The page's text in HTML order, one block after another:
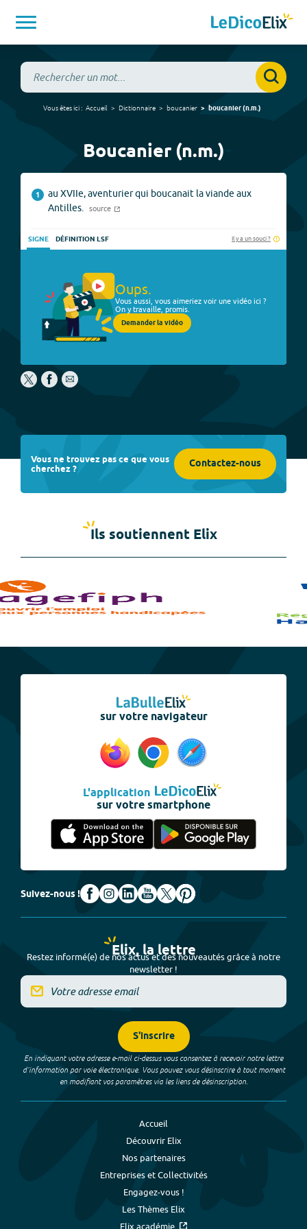
Vous êtes ici : Accueil Dictionnaire boucanier boucanier(n.m.)
Boucanier (n.m.)
1
au XVIIe, aventurier qui boucanait la viande aux
Antilles.
source
SIGNE DÉFINITION LSF Il y a un souci ?
Oups.
Vous aussi, vous aimeriez voir une vidéo ici ?
On y travaille, promis.
Demander la vidéo
Vous ne trouvez pas ce que vous
cherchez ? Contactez-nous
Ils soutiennent Elix
sur votre navigateur
L'application
sur votre smartphone
Suivez-nous !
Elix, la lettre
Restez informé(e) de nos actus et des nouveautés grâce à notre
newsletter !
S'inscrire
En indiquant votre adresse e-mail ci-dessus vous consentez à recevoir notre lettre
d’information par voie électronique. Vous pouvez vous désinscrire à tout moment
en modifiant vos paramètres via les liens de désinscription.
Accueil
Découvrir Elix
Nos partenaires
Entreprises et Collectivités
Engagez-vous !
Les Thèmes Elix
Elix académie